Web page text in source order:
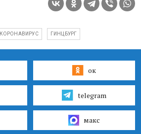
КОРОНАВИРУС ГИНЦБУРГ
ок
telegram
макс